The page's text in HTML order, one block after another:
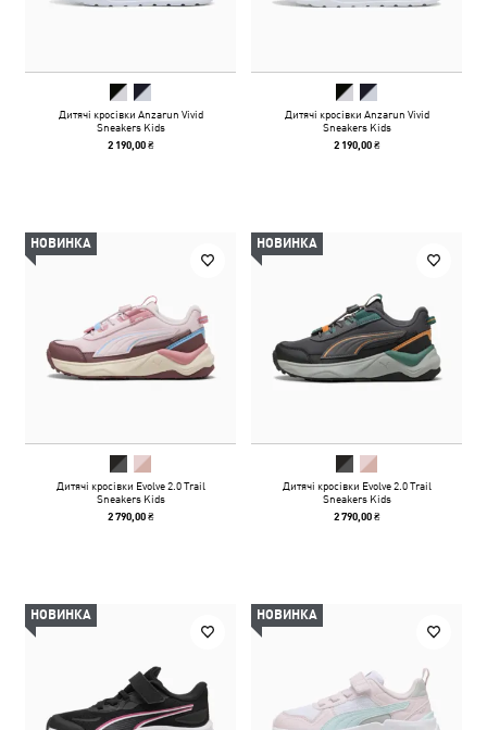
Дитячі кросівки Anzarun Vivid
Sneakers Kids
2 190,00 ₴
Дитячі кросівки Anzarun Vivid
Sneakers Kids
2 190,00 ₴
НОВИНКА
Дитячі кросівки Evolve 2.0 Trail
Sneakers Kids
2 790,00 ₴
НОВИНКА
Дитячі кросівки Evolve 2.0 Trail
Sneakers Kids
2 790,00 ₴
НОВИНКА НОВИНКА